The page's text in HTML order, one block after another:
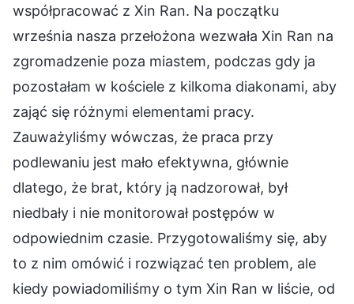
współpracować z Xin Ran. Na początku
września nasza przełożona wezwała Xin Ran na
zgromadzenie poza miastem, podczas gdy ja
pozostałam w kościele z kilkoma diakonami, aby
zająć się różnymi elementami pracy.
Zauważyliśmy wówczas, że praca przy
podlewaniu jest mało efektywna, głównie
dlatego, że brat, który ją nadzorował, był
niedbały i nie monitorował postępów w
odpowiednim czasie. Przygotowaliśmy się, aby
to z nim omówić i rozwiązać ten problem, ale
kiedy powiadomiliśmy o tym Xin Ran w liście, od